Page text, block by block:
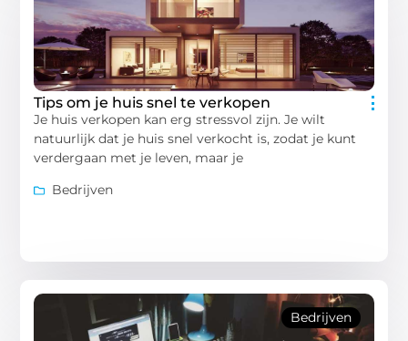
Tips om je huis snel te verkopen
Je huis verkopen kan erg stressvol zijn. Je wilt
natuurlijk dat je huis snel verkocht is, zodat je kunt
verdergaan met je leven, maar je
Bedrijven
Bedrijven